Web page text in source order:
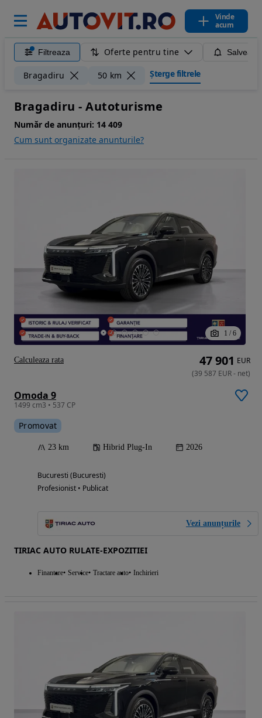
Vinde
acum
Filtreaza Oferte pentru tine
Bragadiru 50 km Șterge filtrele
Bragadiru - Autoturisme
Număr de anunțuri: 14 409
Cum sunt organizate anunturile?
1 / 6
Omoda 9
1499 cm3 • 537 CP
Promovat
23 km Hibrid Plug-In 2026
Bucuresti (Bucuresti)
Profesionist • Publicat
Vezi anunțurile
TIRIAC AUTO RULATE-EXPOZITIEI
Finantare Service Tractare auto Inchirieri
47 901 EUR
(39 587 EUR- net)
Calculeaza rata